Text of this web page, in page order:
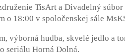
TisArt a Divadelný
o 18:00 v spoločenskej sále
výborná hudba, skvelé jedlo a
seriálu Horná Dolná.